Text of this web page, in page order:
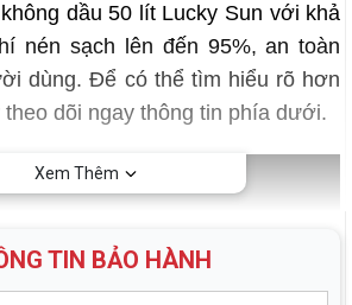
dầu 50 lít Lucky Sun với khả
nén sạch lên đến 95%, an toàn
dùng. Để có thể tìm hiểu rõ hơn
dõi ngay thông tin phía dưới.
Xem Thêm
TIN BẢO HÀNH